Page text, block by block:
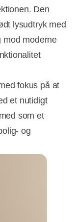
Den
lysudtryk med
mod moderne
fokus på at
et nutidigt
som et
og